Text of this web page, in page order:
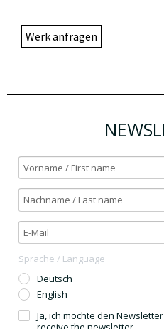
Werk anfragen
Sprache / Language
Deutsch
English
Ja, ich möchte den